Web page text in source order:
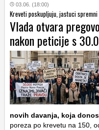
03.06. (18:00)
Kreveti poskupljuju, jastuci
Vlada otvara
nakon peticije s
novih davanja, koja
poreza po krevetu na 150,